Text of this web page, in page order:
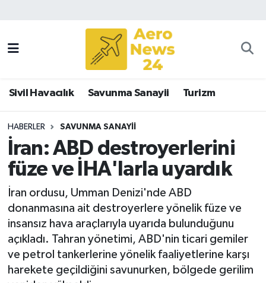
Sivil Havacılık Savunma Sanayii Turizm
HABERLER SAVUNMA SANAYII
İran: ABD destroyerlerini
füze ve İHA'larla uyardık
İran ordusu, Umman Denizi'nde ABD
donanmasına ait destroyerlere yönelik füze ve
insansız hava araçlarıyla uyarıda bulunduğunu
açıkladı. Tahran yönetimi, ABD'nin ticari gemiler
ve petrol tankerlerine yönelik faaliyetlerine karşı
harekete geçildiğini savunurken, bölgede gerilim